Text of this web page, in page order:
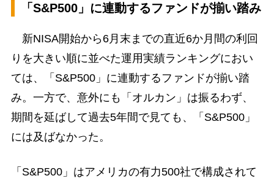
「S&P500」に連動するファンドが揃い踏み
新NISA開始から6月末までの直近6か月間の利回
りを大きい順に並べた運用実績ランキングにおい
ては、「S&P500」に連動するファンドが揃い踏
み。一方で、意外にも「オルカン」は振るわず、
期間を延ばして過去5年間で見ても、「S&P500」
には及ばなかった。
「S&P500」はアメリカの有力500社で構成されて